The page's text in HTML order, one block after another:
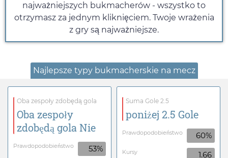
najważniejszych bukmacherów - wszystko to
otrzymasz za jednym kliknięciem. Twoje wrażenia
z gry są najważniejsze.
Najlepsze typy bukmacherskie na mecz
Oba zespoły zdobędą gola
Oba zespoły
zdobędą gola Nie
Prawdopodobieństwo 53%
Suma Gole 2.5
poniżej 2.5 Gole
Prawdopodobieństwo 60%
Kursy 1.66